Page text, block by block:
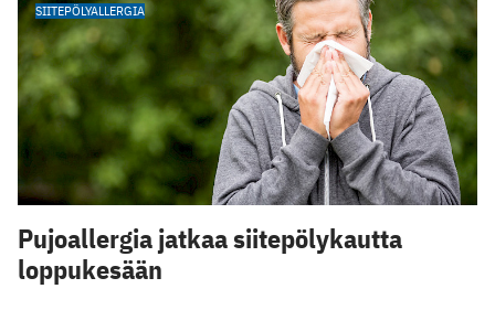
SIITEPÖLYALLERGIA
Pujoallergia jatkaa siitepölykautta
loppukesään